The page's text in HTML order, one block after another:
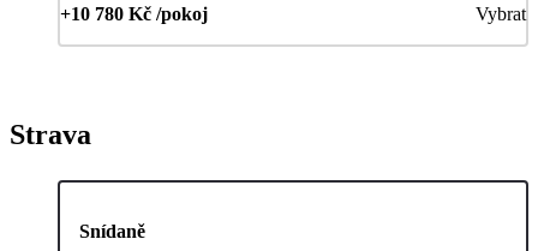
+10 780 Kč /pokoj Vybrat
Strava
Snídaně